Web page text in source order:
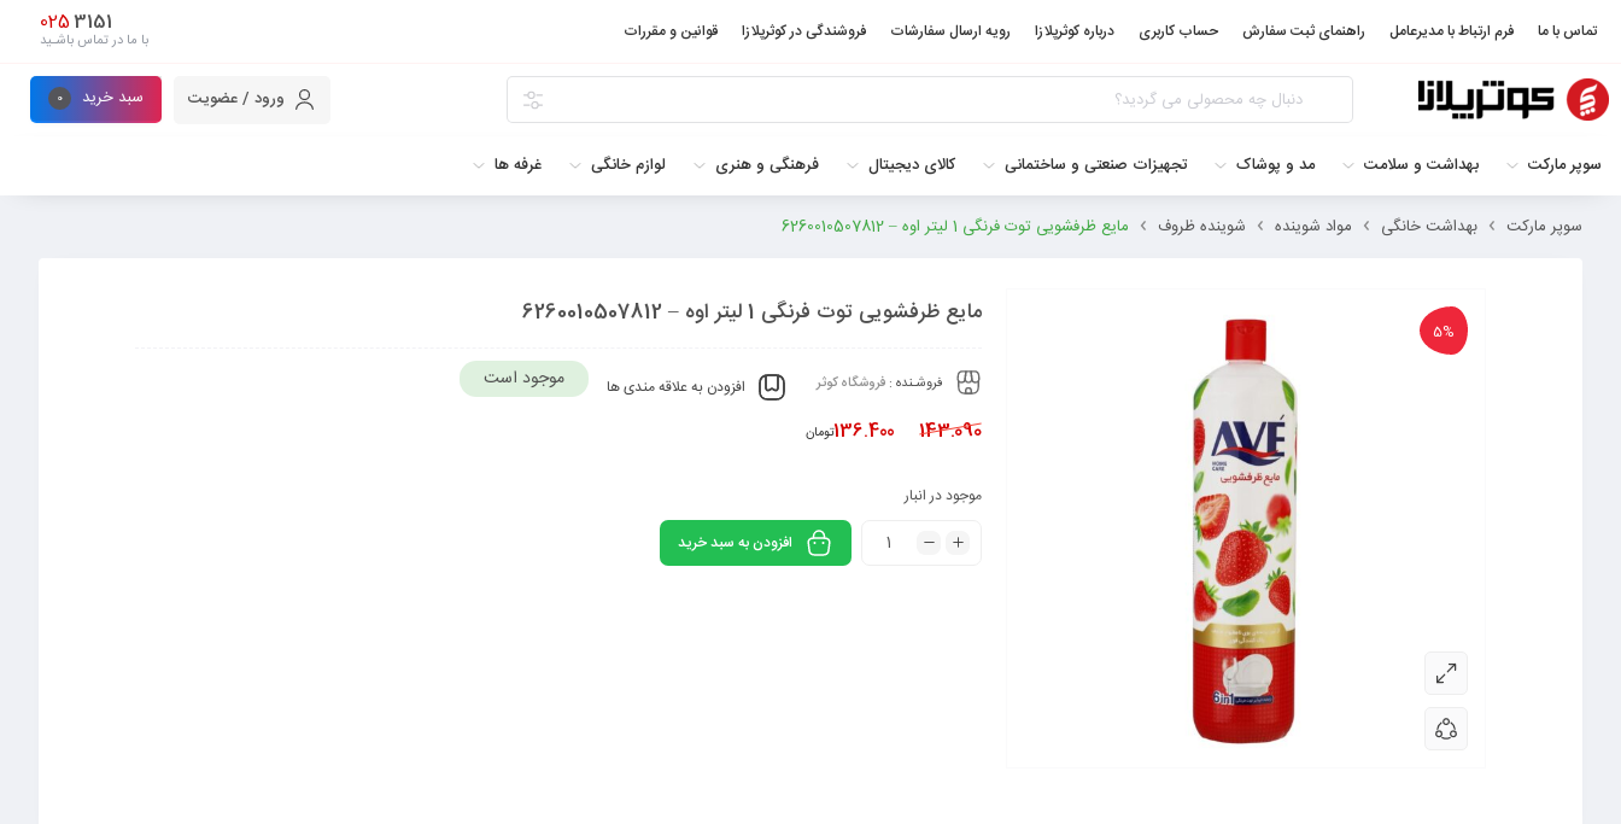
تماس با ما فرم ارتباط با مدیرعامل راهنمای ثبت سفارش حساب کاربری درباره کوثرپلازا رویه ارسال سفارشات فروشندگی در کوثرپلازا قوانین و مقررات 3151
025
با ما در تماس باشـید
ورود / عضویت سبد خرید 0
سوپر مارکت بهداشت و سلامت مد و پوشاک تجهیزات صنعتی و ساختمانی کالای دیجیتال فرهنگی و هنری لوازم خانگی غرفه ها
سوپر مارکت بهداشت خانگی مواد شوینده شوینده ظروف مایع ظرفشویی توت فرنگی 1 لیتر اوه – 6260010507812
5%
مایع ظرفشویی توت فرنگی 1 لیتر اوه – 6260010507812
فروشـنده : فروشگاه کوثر افزودن به علاقه مندی ها موجود است
143.090
136.400تومان
موجود در انبار
افزودن به سبد خرید